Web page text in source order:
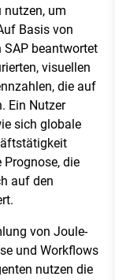
nutzen, um
Basis von
SAP beantwortet
visuellen
die auf
Ein Nutzer
sich globale
die
auf den
von Joule-
und Workflows
nutzen die